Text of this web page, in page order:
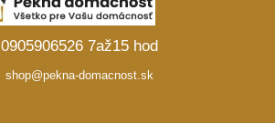
0905906526 7až15 hod
shop@pekna-domacnost.sk